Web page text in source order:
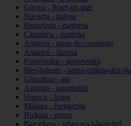
Girona - lloret-de-mar
Navarra - lodosa
Barcelona - manresa
Cantabria - santoña
Asturias - tapia-de-casariego
Asturias - llanera
Pontevedra - pontevedra
Illes-balears - santa-eulària-des-riu
Gipuzkoa - aia
Asturias - taramundi
Huesca - fraga
Málaga - fuengirola
Bizkaia - getxo
Barcelona - vilanova-i-la-geltrú